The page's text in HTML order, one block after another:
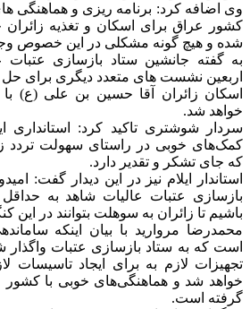
وی اضافه کرد: برنامه ریزی و هماهنگی
کشور عراق برای اسکان و تغذیه زائران
شده و هیچ گونه مشکلی در این خصوص
به گفته جانشین ستاد بازسازی عتبات
اربعین نشست های متعدد دیگری برای
اسکان زائران آقا حسین بن علی (ع) با
خواهد شد.
سردار شوشتری تاکید کرد: استانداری
کمک‌های خوبی در راستای سهولت تردد
که جای تشکر و تقدیر دارد.
استاندار ایلام نیز در این دیدار گفت:
بازسازی عتبات عالیات شاهد به
باشیم تا زائران به سوهلت بتوانند در این
محمدرضا مروارید با بیان اینکه
است که به ستاد بازسازی عتبات
تجهیزات لازم به برای ایجاد تاسیسات
خواهد شد و هماهنگی‌های خوبی با کشور
گرفته است.